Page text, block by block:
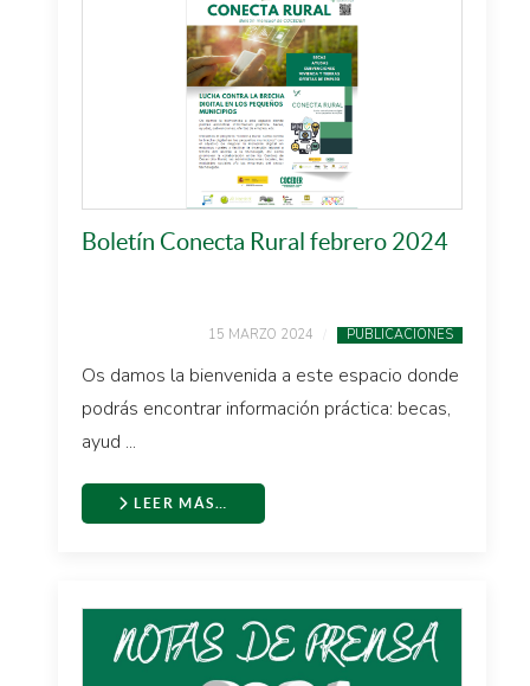
Boletín Conecta Rural febrero 2024
15 MARZO 2024 PUBLICACIONES
Os damos la bienvenida a este espacio donde
podrás encontrar información práctica: becas,
ayud ...
LEER MÁS…